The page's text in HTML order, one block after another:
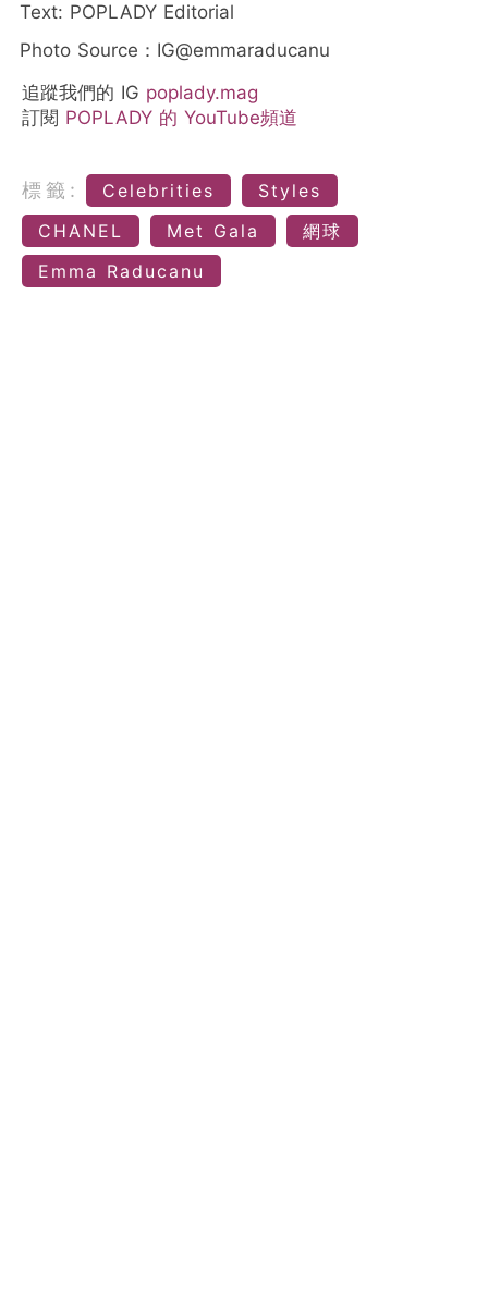
Text: POPLADY Editorial
Photo Source：IG@emmaraducanu
追蹤我們的 IG poplady.mag
訂閱 POPLADY 的 YouTube頻道
標籤: Celebrities
Styles
CHANEL
Met Gala
網球
Emma Raducanu